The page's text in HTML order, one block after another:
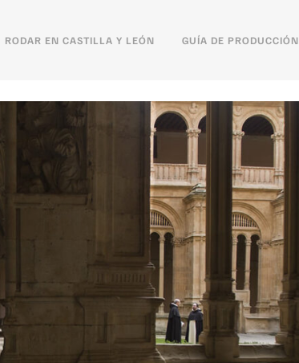
RODAR EN CASTILLA Y LEÓN GUÍA DE PRODUCCIÓN